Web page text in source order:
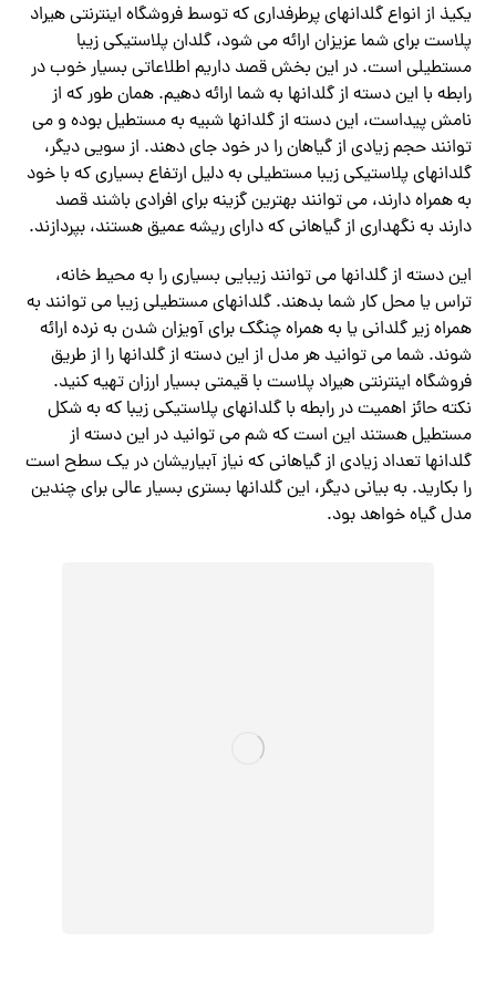
یکیذ از انواع گلدانهای پرطرفداری که توسط فروشگاه اینترنتی هیراد
پلاست برای شما عزیزان ارائه می شود، گلدان پلاستیکی زیبا
مستطیلی است. در این بخش قصد داریم اطلاعاتی بسیار خوب در
رابطه با این دسته از گلدانها به شما ارائه دهیم. همان طور که از
نامش پیداست، این دسته از گلدانها شبیه به مستطیل بوده و می
توانند حجم زیادی از گیاهان را در خود جای دهند. از سویی دیگر،
گلدانهای پلاستیکی زیبا مستطیلی به دلیل ارتفاع بسیاری که با خود
به همراه دارند، می توانند بهترین گزینه برای افرادی باشند قصد
دارند به نگهداری از گیاهانی که دارای ریشه عمیق هستند، بپردازند.
این دسته از گلدانها می توانند زیبایی بسیاری را به محیط خانه،
تراس یا محل کار شما بدهند. گلدانهای مستطیلی زیبا می توانند به
همراه زیر گلدانی یا به همراه چنگک برای آویزان شدن به نرده ارائه
شوند. شما می توانید هر مدل از این دسته از گلدانها را از طریق
فروشگاه اینترنتی هیراد پلاست با قیمتی بسیار ارزان تهیه کنید.
نکته حائز اهمیت در رابطه با گلدانهای پلاستیکی زیبا که به شکل
مستطیل هستند این است که شم می توانید در این دسته از
گلدانها تعداد زیادی از گیاهانی که نیاز آبیاریشان در یک سطح است
را بکارید. به بیانی دیگر، این گلدانها بستری بسیار عالی برای چندین
مدل گیاه خواهد بود.